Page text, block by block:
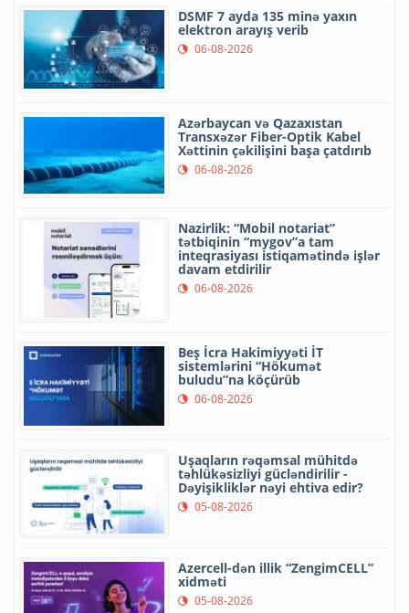
DSMF 7 ayda 135 minə yaxın
elektron arayış verib
06-08-2026
Azərbaycan və Qazaxıstan
Transxəzər Fiber-Optik Kabel
Xəttinin çəkilişini başa çatdırıb
06-08-2026
Nazirlik: “Mobil notariat”
tətbiqinin “mygov”a tam
inteqrasiyası istiqamətində işlər
davam etdirilir
06-08-2026
Beş İcra Hakimiyyəti İT
sistemlərini “Hökumət
buludu”na köçürüb
06-08-2026
Uşaqların rəqəmsal mühitdə
təhlükəsizliyi gücləndirilir -
Dəyişikliklər nəyi ehtiva edir?
05-08-2026
Azercell-dən illik “ZengimCELL”
xidməti
05-08-2026